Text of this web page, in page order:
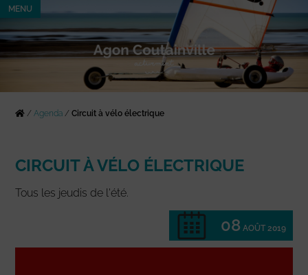
MENU
/Agenda /Circuit à vélo électrique
CIRCUIT À VÉLO ÉLECTRIQUE
Tous les jeudis de l'été.
08 AOÛT 2019